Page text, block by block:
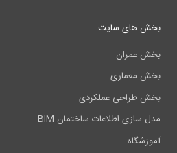
بخش های سایت
بخش عمران
بخش معماری
بخش طراحی عملکردی
مدل سازی اطلاعات ساختمان BIM
آموزشگاه